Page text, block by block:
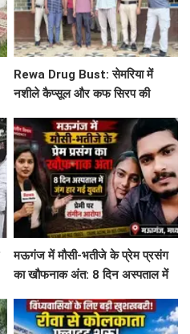
Rewa Drug Bust: सेमरिया में
नशीले कैप्सूल और कफ सिरप की
के पीछे
मऊगंज में मौसी-भतीजे के प्रेम प्रसंग
का खौफनाक अंत: 8 दिन अस्पताल में
आरोप!